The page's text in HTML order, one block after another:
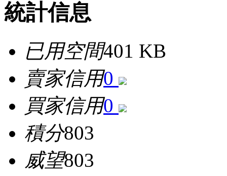
統計信息
已用空間401 KB
賣家信用0
買家信用0
積分803
威望803